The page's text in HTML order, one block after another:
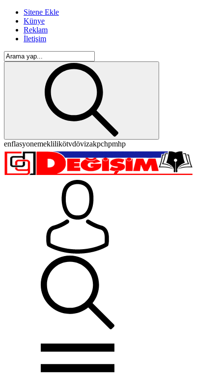
Sitene Ekle
Künye
Reklam
İletişim
enflasyonemeklilikötvdövizakpchpmhp